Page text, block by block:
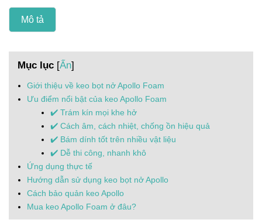
Mô tả
Mục lục [Ẩn]
Giới thiệu về keo bọt nở Apollo Foam
Ưu điểm nổi bật của keo Apollo Foam
✔️ Trám kín mọi khe hở
✔️ Cách âm, cách nhiệt, chống ồn hiệu quả
✔️ Bám dính tốt trên nhiều vật liệu
✔️ Dễ thi công, nhanh khô
Ứng dụng thực tế
Hướng dẫn sử dụng keo bọt nở Apollo
Cách bảo quản keo Apollo
Mua keo Apollo Foam ở đâu?